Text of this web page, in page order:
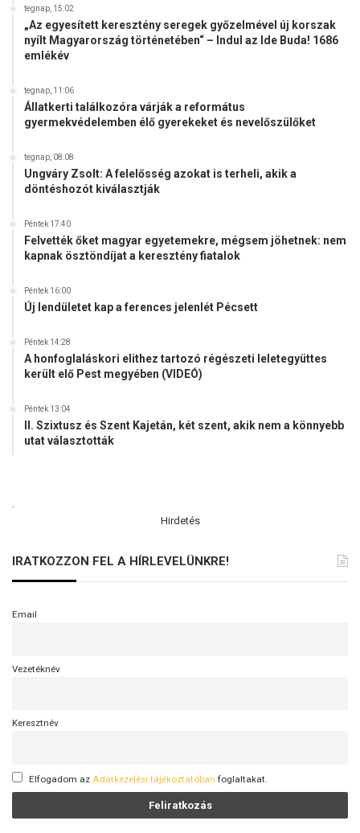
tegnap, 15:02
„Az egyesített keresztény seregek győzelmével új korszak
nyílt Magyarország történetében“ – Indul az Ide Buda! 1686
emlékév
tegnap, 11:06
Állatkerti találkozóra várják a református
gyermekvédelemben élő gyerekeket és nevelőszülőket
tegnap, 08:08
Ungváry Zsolt: A felelősség azokat is terheli, akik a
döntéshozót kiválasztják
Péntek 17:40
Felvették őket magyar egyetemekre, mégsem jöhetnek: nem
kapnak ösztöndíjat a keresztény fiatalok
Péntek 16:00
Új lendületet kap a ferences jelenlét Pécsett
Péntek 14:28
A honfoglaláskori elithez tartozó régészeti leletegyüttes
került elő Pest megyében (VIDEÓ)
Péntek 13:04
II. Szixtusz és Szent Kajetán, két szent, akik nem a könnyebb
utat választották
.
Hirdetés
IRATKOZZON FEL A HÍRLEVELÜNKRE!
Email
Vezetéknév
Keresztnév
Elfogadom az Adatkezelési tájékoztatóban foglaltakat.